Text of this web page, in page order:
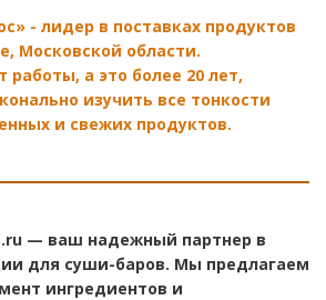
- лидер в поставках продуктов
Московской области.
а это более 20 лет,
изучить все тонкости
и свежих продуктов.
— ваш надежный партнер в
для суши-баров. Мы предлагаем
ингредиентов и